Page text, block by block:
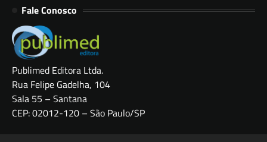
Fale Conosco
Publimed Editora Ltda.
Rua Felipe Gadelha, 104
Sala 55 – Santana
CEP: 02012-120 – São Paulo/SP